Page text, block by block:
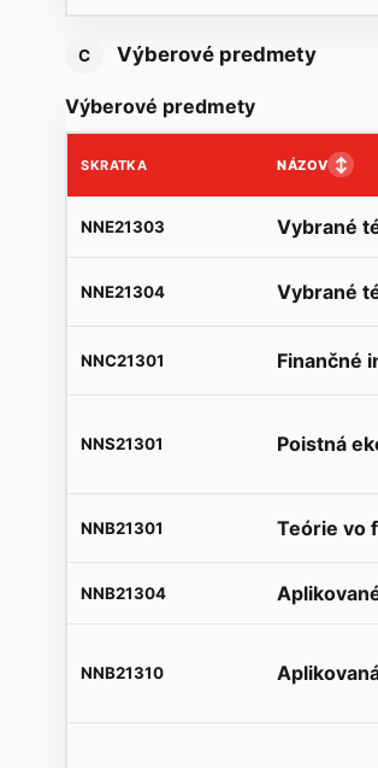
C Výberové predmety
Výberové predmety
SKRATKA NÁZOV ↕
NNE21303 Vybrané
NNE21304 Vybrané
NNC21301 Finančné
NNS21301 Poistná
NNB21301 Teórie vo
NNB21304
NNB21310